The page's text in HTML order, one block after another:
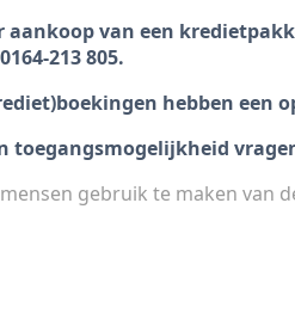
van een
213 805.
hebben een
toegangsmogelijkheid
gebruik te maken van